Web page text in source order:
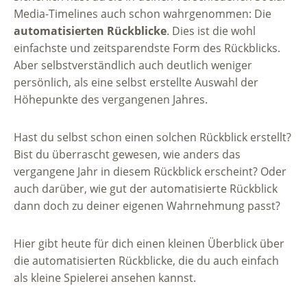
Media-Timelines auch schon wahrgenommen: Die
automatisierten Rückblicke. Dies ist die wohl
einfachste und zeitsparendste Form des Rückblicks.
Aber selbstverständlich auch deutlich weniger
persönlich, als eine selbst erstellte Auswahl der
Höhepunkte des vergangenen Jahres.
Hast du selbst schon einen solchen Rückblick erstellt?
Bist du überrascht gewesen, wie anders das
vergangene Jahr in diesem Rückblick erscheint? Oder
auch darüber, wie gut der automatisierte Rückblick
dann doch zu deiner eigenen Wahrnehmung passt?
Hier gibt heute für dich einen kleinen Überblick über
die automatisierten Rückblicke, die du auch einfach
als kleine Spielerei ansehen kannst.